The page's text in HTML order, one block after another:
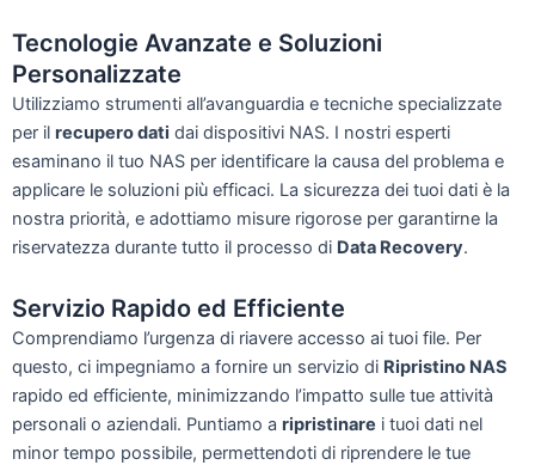
Tecnologie Avanzate e Soluzioni
Personalizzate
Utilizziamo strumenti all’avanguardia e tecniche specializzate
per il recupero dati dai dispositivi NAS. I nostri esperti
esaminano il tuo NAS per identificare la causa del problema e
applicare le soluzioni più efficaci. La sicurezza dei tuoi dati è la
nostra priorità, e adottiamo misure rigorose per garantirne la
riservatezza durante tutto il processo di Data Recovery.
Servizio Rapido ed Efficiente
Comprendiamo l’urgenza di riavere accesso ai tuoi file. Per
questo, ci impegniamo a fornire un servizio di Ripristino NAS
rapido ed efficiente, minimizzando l’impatto sulle tue attività
personali o aziendali. Puntiamo a ripristinare i tuoi dati nel
minor tempo possibile, permettendoti di riprendere le tue